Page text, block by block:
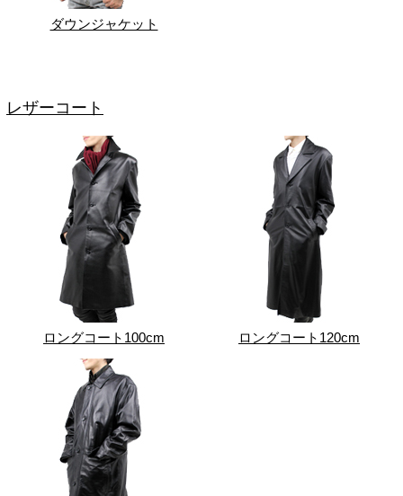
ダウンジャケット
レザーコート
ロングコート100cm ロングコート120cm